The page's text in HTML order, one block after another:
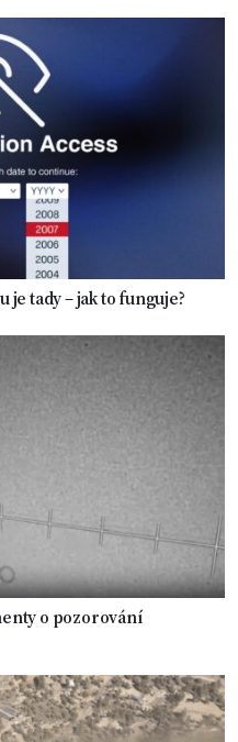
tady – jak to funguje?
o pozorování